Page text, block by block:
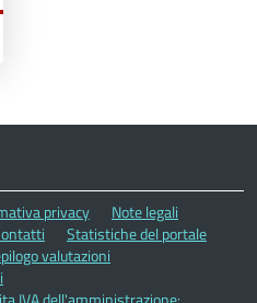
privacy
Note legali
Statistiche del portale
valutazioni